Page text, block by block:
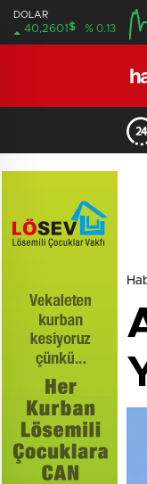
DOLAR
40,2601 $ % 0.13